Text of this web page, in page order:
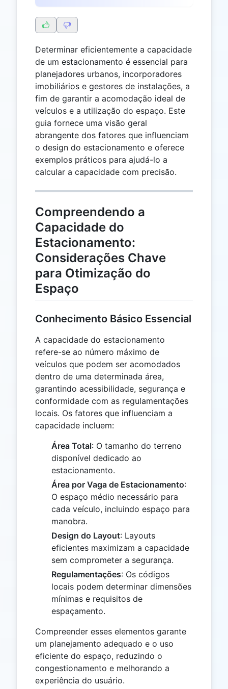
Determinar eficientemente a capacidade
de um estacionamento é essencial para
planejadores urbanos, incorporadores
imobiliários e gestores de instalações, a
fim de garantir a acomodação ideal de
veículos e a utilização do espaço. Este
guia fornece uma visão geral
abrangente dos fatores que influenciam
o design do estacionamento e oferece
exemplos práticos para ajudá-lo a
calcular a capacidade com precisão.
Compreendendo a
Capacidade do
Estacionamento:
Considerações Chave
para Otimização do
Espaço
Conhecimento Básico Essencial
A capacidade do estacionamento
refere-se ao número máximo de
veículos que podem ser acomodados
dentro de uma determinada área,
garantindo acessibilidade, segurança e
conformidade com as regulamentações
locais. Os fatores que influenciam a
capacidade incluem:
Área Total: O tamanho do terreno
disponível dedicado ao
estacionamento.
Área por Vaga de Estacionamento:
O espaço médio necessário para
cada veículo, incluindo espaço para
manobra.
Design do Layout: Layouts
eficientes maximizam a capacidade
sem comprometer a segurança.
Regulamentações: Os códigos
locais podem determinar dimensões
mínimas e requisitos de
espaçamento.
Compreender esses elementos garante
um planejamento adequado e o uso
eficiente do espaço, reduzindo o
congestionamento e melhorando a
experiência do usuário.